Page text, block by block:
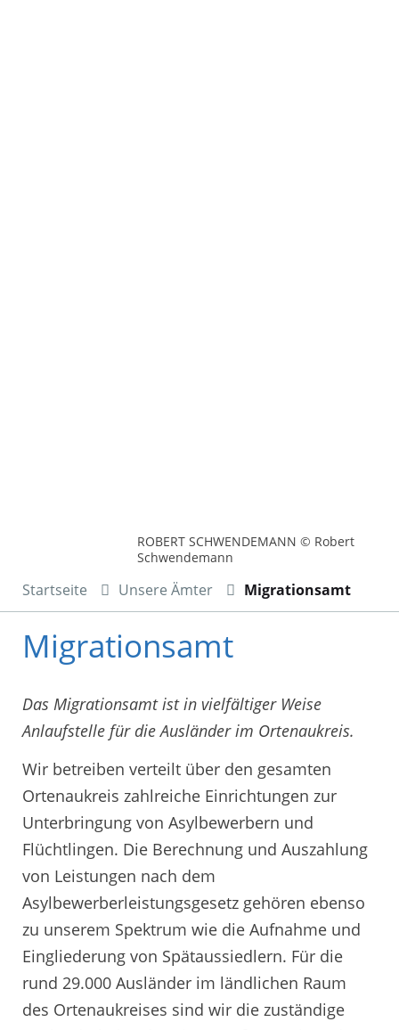
ROBERT SCHWENDEMANN © Robert
Schwendemann
Startseite Unsere Ämter Migrationsamt
Migrationsamt
Das Migrationsamt ist in vielfältiger Weise
Anlaufstelle für die Ausländer im Ortenaukreis.
Wir betreiben verteilt über den gesamten
Ortenaukreis zahlreiche Einrichtungen zur
Unterbringung von Asylbewerbern und
Flüchtlingen. Die Berechnung und Auszahlung
von Leistungen nach dem
Asylbewerberleistungsgesetz gehören ebenso
zu unserem Spektrum wie die Aufnahme und
Eingliederung von Spätaussiedlern. Für die
rund 29.000 Ausländer im ländlichen Raum
des Ortenaukreises sind wir die zuständige